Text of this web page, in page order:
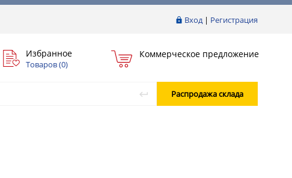
Вход| Регистрация
Избранное
Товаров (0)
Коммерческое предложение
Распродажа склада